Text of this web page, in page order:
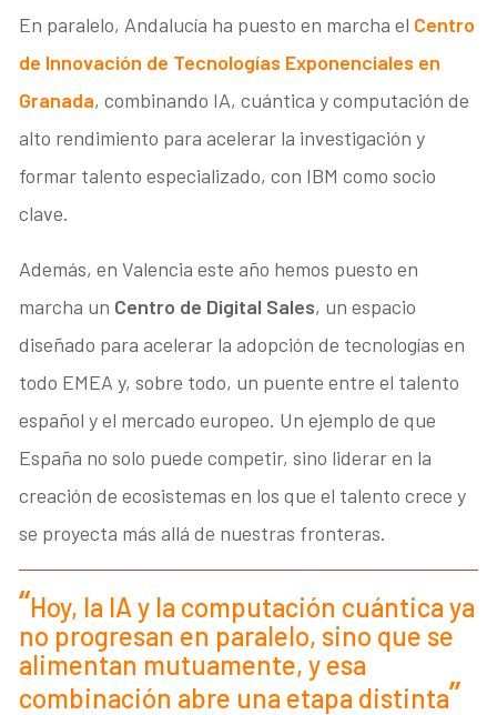
En paralelo, Andalucía ha puesto en marcha el Centro
de Innovación de Tecnologías Exponenciales en
Granada, combinando IA, cuántica y computación de
alto rendimiento para acelerar la investigación y
formar talento especializado, con IBM como socio
clave.
Además, en Valencia este año hemos puesto en
marcha un Centro de Digital Sales, un espacio
diseñado para acelerar la adopción de tecnologías en
todo EMEA y, sobre todo, un puente entre el talento
español y el mercado europeo. Un ejemplo de que
España no solo puede competir, sino liderar en la
creación de ecosistemas en los que el talento crece y
se proyecta más allá de nuestras fronteras.
Hoy, la IA y la computación cuántica ya
no progresan en paralelo, sino que se
alimentan mutuamente, y esa
combinación abre una etapa distinta